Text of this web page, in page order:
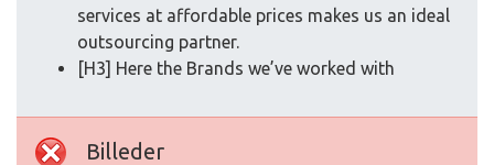
services at affordable prices makes us an ideal
outsourcing partner.
[H3] Here the Brands we’ve worked with
Billeder